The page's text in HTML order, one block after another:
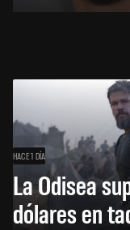
HACE 1 DÍA
La Odisea
dólares en